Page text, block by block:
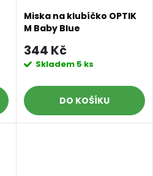
Miska na klubíčko OPTIK
M Baby Blue
344 Kč
Skladem 5 ks
DO KOŠÍKU